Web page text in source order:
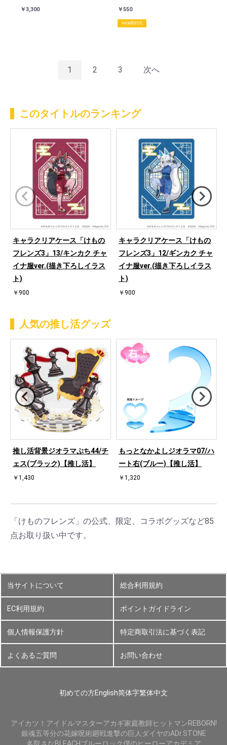
￥3,300 ￥550
WEB開封式
1 2 3 次へ
このタイトルのランキング
キャラクリアケース「けもの
フレンズ3」13/キンカク チャ
イナ服ver.(描き下ろしイラス
ト)
￥900
キャラクリアケース「けもの
フレンズ3」12/ギンカク チャ
イナ服ver.(描き下ろしイラス
ト)
￥900
人気の推し活グッズ
推し活背景ジオラマぷち44/チ
ェス(ブラック)【推し活】
￥1,430
もっとなかよしジオラマ07/ハ
ート右(ブルー)【推し活】
￥1,320
「けものフレンズ」の公式、限定、コラボグッズなど85
点お取り扱い中です。
当サイトについて 総合利用規約
EC利用規約 ポイントガイドライン
個人情報保護方針 特定商取引法に基づく表記
よくあるご質問 お問い合わせ
初めての方English简体字繁体中文
アイカツ！ アイドルマスターアカギ家庭教師ヒットマンREBORN!
銀魂五等分の花嫁呪術廻戦進撃の巨人 ダイヤのADr.STONE